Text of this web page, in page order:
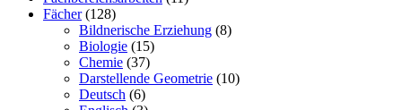
Fächer(128)
Bildnerische Erziehung (8)
Biologie (15)
Chemie (37)
Darstellende Geometrie (10)
Deutsch (6)